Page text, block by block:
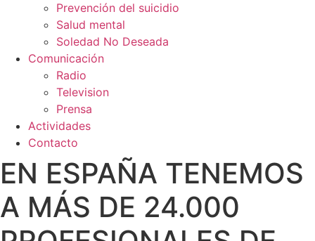
Prevención del suicidio
Salud mental
Soledad No Deseada
Comunicación
Radio
Television
Prensa
Actividades
Contacto
EN ESPAÑA TENEMOS
A MÁS DE 24.000